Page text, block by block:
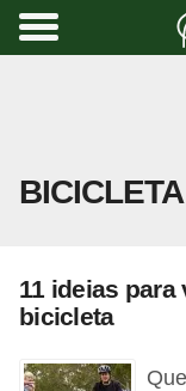
11 ideias
bicicleta
A
i
d
f